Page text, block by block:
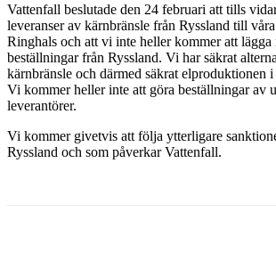
Vattenfall beslutade den 24 februari att tills
leveranser av kärnbränsle från Ryssland till
Ringhals och att vi inte heller kommer att lägga
beställningar från Ryssland. Vi har säkrat
kärnbränsle och därmed säkrat elproduktionen
Vi kommer heller inte att göra beställningar av
leverantörer.
Vi kommer givetvis att följa ytterligare
Ryssland och som påverkar Vattenfall.